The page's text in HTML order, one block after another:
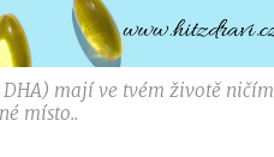
mají ve tvém životě ničím
místo..